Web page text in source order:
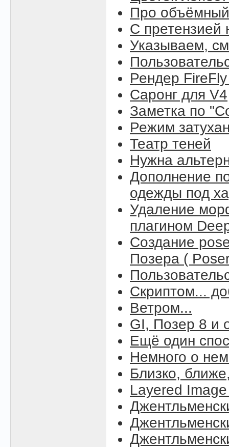
Про
С претензией
Указываем,
Рендер
Саронг для V4
Заметка по
Режим
Театр теней
Нужна
Дополнение
одежды под
Удаление
плагином
Создание
Позера (
Скриптом...
Ветром...
GI, Позер 8 и
Ещё один
Немного о
Близко,
Layered